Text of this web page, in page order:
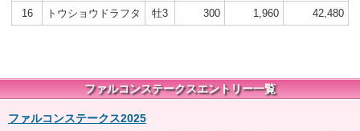
16
トウショウドラフタ 牡3 300 1,960 42,480
ファルコンステークスエントリー一覧
ファルコンステークス2025